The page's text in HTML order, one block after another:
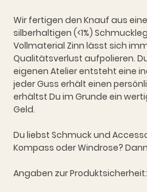
Wir fertigen den Knauf aus
silberhaltigen (<1%)
Vollmaterial Zinn lässt sich
Qualitätsverlust aufpolieren.
eigenen Atelier entsteht eine
jeder Guss erhält einen
erhältst Du im Grunde ein
Geld.
Du liebst Schmuck und
Kompass oder Windrose?
Angaben zur Produktsicherheit: